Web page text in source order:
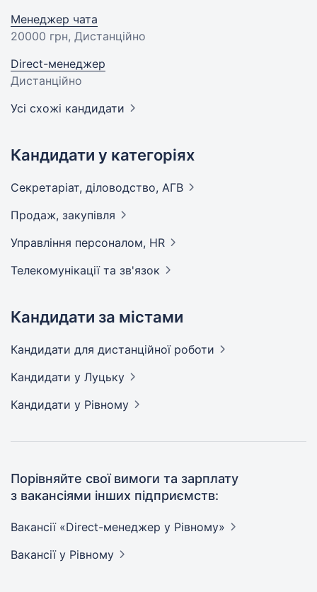
Менеджер чата
20000 грн, Дистанційно
Direct-менеджер
Дистанційно
Усі схожі кандидати
Кандидати у категоріях
Секретаріат, діловодство, АГВ
Продаж, закупівля
Управління персоналом, HR
Телекомунікації та зв'язок
Кандидати за містами
Кандидати для дистанційної роботи
Кандидати у Луцьку
Кандидати у Рівному
Порівняйте свої вимоги та зарплату
з вакансіями інших підприємств:
Вакансії «Direct-менеджер у Рівному»
Вакансії у Рівному